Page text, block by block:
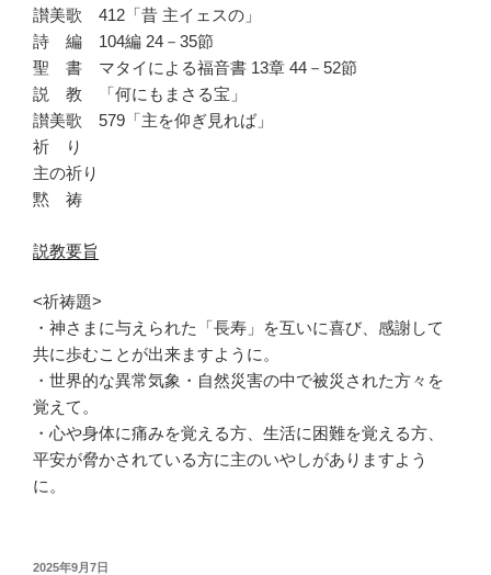
讃美歌 412「昔 主イェスの」
詩 編 104編 24－35節
聖 書 マタイによる福音書 13章 44－52節
説 教 「何にもまさる宝」
讃美歌 579「主を仰ぎ見れば」
祈 り
主の祈り
黙 祷
説教要旨
<祈祷題>
・神さまに与えられた「長寿」を互いに喜び、感謝して
共に歩むことが出来ますように。
・世界的な異常気象・自然災害の中で被災された方々を
覚えて。
・心や身体に痛みを覚える方、生活に困難を覚える方、
平安が脅かされている方に主のいやしがありますよう
に。
投
2025年9月7日